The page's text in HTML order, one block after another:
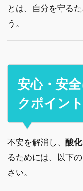
とは、自分を守る
う。
安心・安
クポイント
不安を解消し、 酸
るためには、以下
さい。